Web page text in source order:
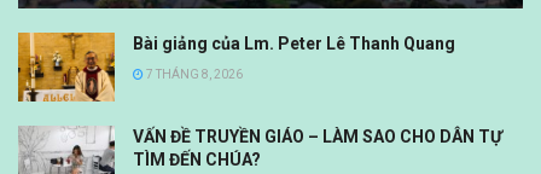
Bài giảng của Lm. Peter Lê Thanh Quang
7 THÁNG 8, 2026
VẤN ĐỀ TRUYỀN GIÁO – LÀM SAO CHO DÂN TỰ
TÌM ĐẾN CHÚA?